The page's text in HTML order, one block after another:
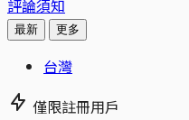
評論須知
最新 更多
台灣
僅限註冊用戶